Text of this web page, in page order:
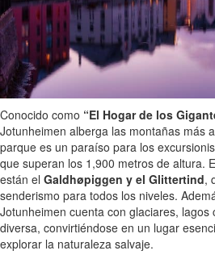
Conocido como “El Hogar de los
Jotunheimen alberga las montañas más
parque es un paraíso para los
que superan los 1,900 metros de altura.
están el Galdhøpiggen y el Glittertind,
senderismo para todos los niveles.
Jotunheimen cuenta con glaciares, lagos
diversa, convirtiéndose en un lugar
explorar la naturaleza salvaje.